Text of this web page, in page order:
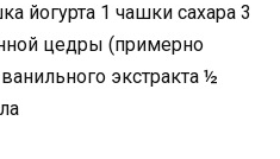
йогурта 1 чашки сахара 3
цедры (примерно
экстракта ½